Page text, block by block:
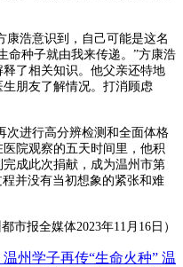
康浩意识到，自己可能是这名
命种子就由我来传递。”方康浩
了相关知识。他父亲还特地
朋友了解情况。打消顾虑
次进行高分辨检测和全面体格
院观察的五天时间里，他积
成此次捐献，成为温州市第
并没有当初想象的紧张和难
都市报全媒体2023年11月16日）
州学子再传“生命火种” 温